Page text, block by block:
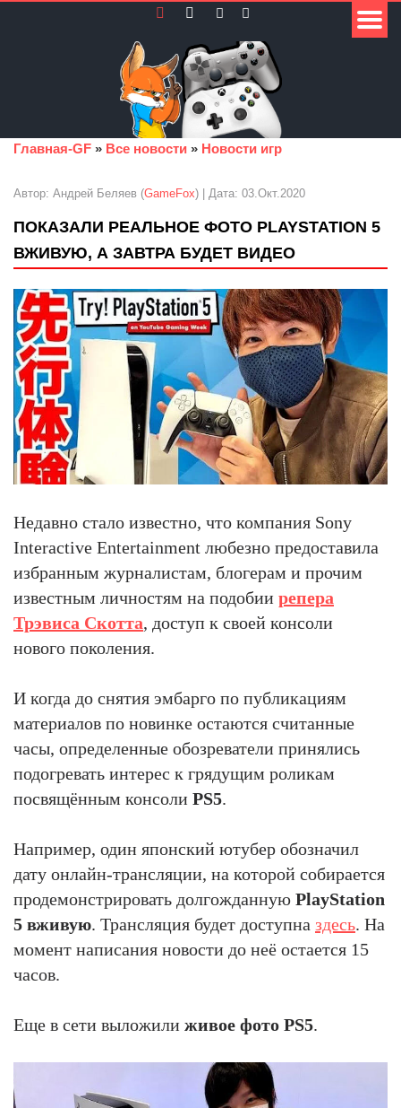
Главная-GF » Все новости » Новости игр
Автор: Андрей Беляев (GameFox) | Дата: 03.Окт.2020
ПОКАЗАЛИ РЕАЛЬНОЕ ФОТО PLAYSTATION 5
ВЖИВУЮ, А ЗАВТРА БУДЕТ ВИДЕО
Недавно стало известно, что компания Sony
Interactive Entertainment любезно предоставила
избранным журналистам, блогерам и прочим
известным личностям на подобии репера
Трэвиса Скотта, доступ к своей консоли
нового поколения.
И когда до снятия эмбарго по публикациям
материалов по новинке остаются считанные
часы, определенные обозреватели принялись
подогревать интерес к грядущим роликам
посвящённым консоли PS5.
Например, один японский ютубер обозначил
дату онлайн-трансляции, на которой собирается
продемонстрировать долгожданную PlayStation
5 вживую. Трансляция будет доступна здесь. На
момент написания новости до неё остается 15
часов.
Еще в сети выложили живое фото PS5.